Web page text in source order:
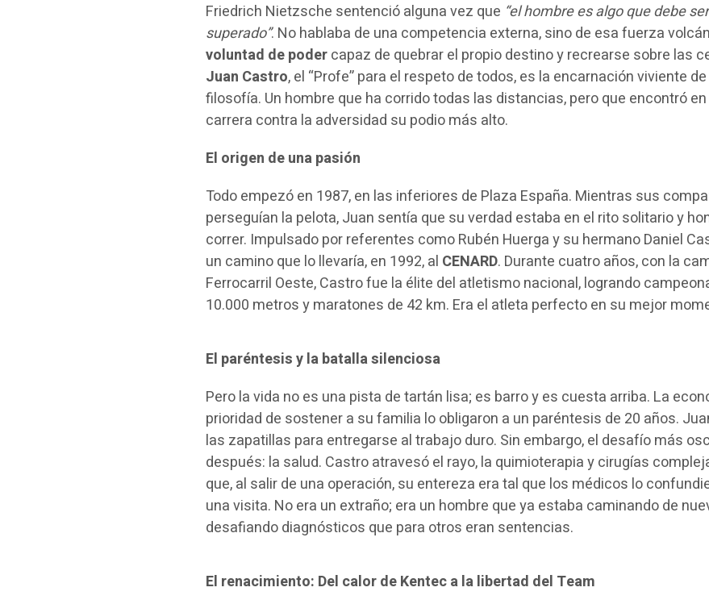
Friedrich Nietzsche sentenció alguna vez que “el hombre es algo que debe ser
superado”. No hablaba de una competencia externa, sino de esa fuerza
voluntad de podercapaz de quebrar el propio destino y recrearse sobre las
Juan Castro, el “Profe” para el respeto de todos, es la encarnación viviente
filosofía. Un hombre que ha corrido todas las distancias, pero que encontró en
carrera contra la adversidad su podio más alto.
El origen de una pasión
Todo empezó en 1987, en las inferiores de Plaza España. Mientras sus
perseguían la pelota, Juan sentía que su verdad estaba en el rito solitario y
correr. Impulsado por referentes como Rubén Huerga y su hermano Daniel
un camino que lo llevaría, en 1992, al CENARD. Durante cuatro años, con la
Ferrocarril Oeste, Castro fue la élite del atletismo nacional, logrando
10.000 metros y maratones de 42 km. Era el atleta perfecto en su mejor
El paréntesis y la batalla silenciosa
Pero la vida no es una pista de tartán lisa; es barro y es cuesta arriba. La
prioridad de sostener a su familia lo obligaron a un paréntesis de 20 años.
las zapatillas para entregarse al trabajo duro. Sin embargo, el desafío más
después: la salud. Castro atravesó el rayo, la quimioterapia y cirugías
que, al salir de una operación, su entereza era tal que los médicos lo
una visita. No era un extraño; era un hombre que ya estaba caminando de
desafiando diagnósticos que para otros eran sentencias.
El renacimiento: Del calor de Kentec a la libertad del Team